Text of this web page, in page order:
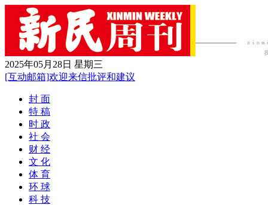
2025年05月28日 星期三
[互动邮箱]欢迎来信批评和建议
封 面
特 稿
时 政
社 会
财 经
文 化
体 育
环 球
科 技